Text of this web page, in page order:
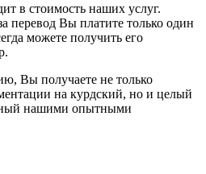
в стоимость наших услуг.
перевод Вы платите только один
можете получить его
Вы получаете не только
на курдский, но и целый
нашими опытными